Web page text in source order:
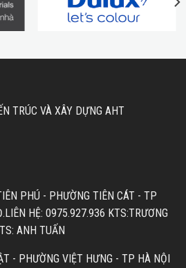
TRÚC VÀ XÂY DỰNG AHT
PHÚ - PHƯỜNG TIÊN CÁT - TP
LIÊN HỆ: 0975.927.936 KTS:TRƯƠNG
ANH TUẤN
- PHƯỜNG VIỆT HƯNG - TP HÀ NỘI